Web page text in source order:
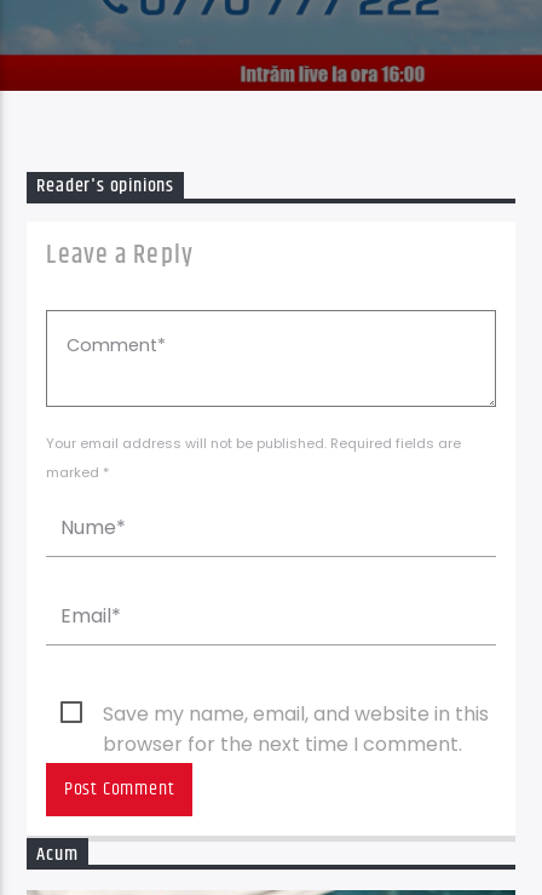
06:00 09:00
Supersonic Live
Reader's opinions
Leave a Reply
Your email address will not be published. Required fields are
marked *
Save my name, email, and website in this
browser for the next time I comment.
Acum